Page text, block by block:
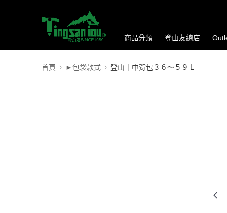
商品分類 登山友總店
首頁 ►包袋款式 登山｜中背包３６～５９Ｌ